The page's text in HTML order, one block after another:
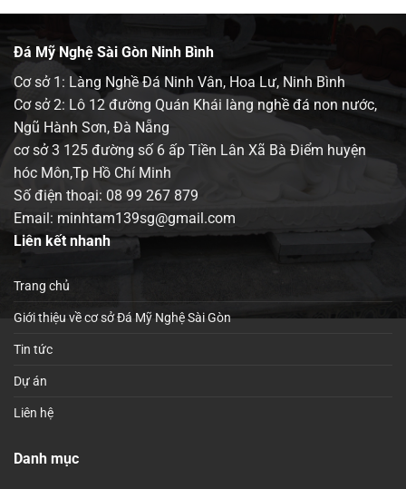
Đá Mỹ Nghệ Sài Gòn Ninh Bình
Cơ sở 1: Làng Nghề Đá Ninh Vân, Hoa Lư, Ninh Bình
Cơ sở 2: Lô 12 đường Quán Khái làng nghề đá non nước,
Ngũ Hành Sơn, Đà Nẵng
cơ sở 3 125 đường số 6 ấp Tiền Lân Xã Bà Điểm huyện
hóc Môn,Tp Hồ Chí Minh
Số điện thoại: 08 99 267 879
Email: minhtam139sg@gmail.com
Liên kết nhanh
Trang chủ
Giới thiệu về cơ sở Đá Mỹ Nghệ Sài Gòn
Tin tức
Dự án
Liên hệ
Danh mục